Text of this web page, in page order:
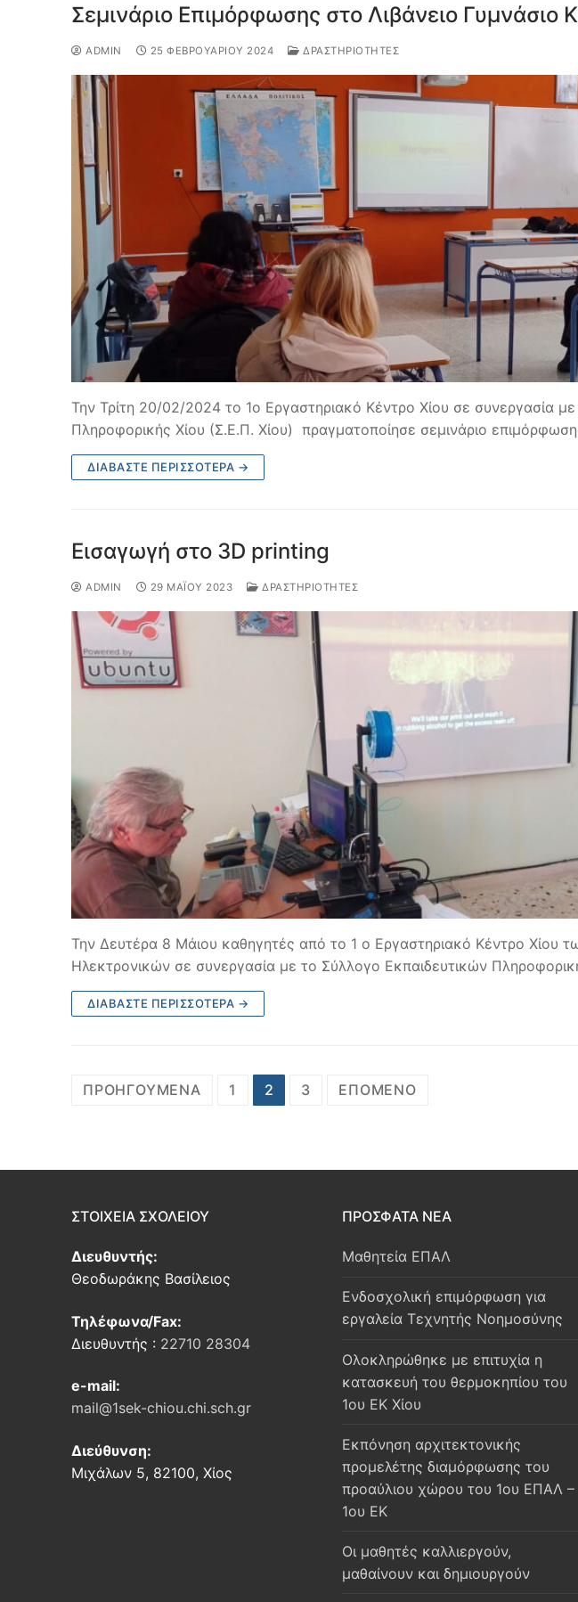
Σεμινάριο Επιμόρφωσης στο Λιβάνειο Γυμνάσιο
ADMIN 25 ΦΕΒΡΟΥΑΡΊΟΥ 2024 ΔΡΑΣΤΗΡΙΌΤΗΤΕΣ
Την Τρίτη 20/02/2024 το 1ο Εργαστηριακό Κέντρο Χίου σε συνεργασία
Πληροφορικής Χίου (Σ.Ε.Π. Χίου) πραγματοποίησε σεμινάριο
ΔΙΑΒΆΣΤΕ ΠΕΡΙΣΣΌΤΕΡΑ →
Εισαγωγή στο 3D printing
ADMIN 29 ΜΑΪ́ΟΥ 2023 ΔΡΑΣΤΗΡΙΌΤΗΤΕΣ
Την Δευτέρα 8 Μάιου καθηγητές από το 1 ο Εργαστηριακό Κέντρο Χίου
Ηλεκτρονικών σε συνεργασία με το Σύλλογο Εκπαιδευτικών
ΔΙΑΒΆΣΤΕ ΠΕΡΙΣΣΌΤΕΡΑ →
Σελιδοποίηση
ΠΡΟΗΓΟΎΜΕΝΑ 1 2 3 ΕΠΌΜΕΝΟ
ΣΤΟΙΧΕΙΑ ΣΧΟΛΕΙΟΥ
Διευθυντής:
Θεοδωράκης Βασίλειος
Τηλέφωνα/Fax:
Διευθυντής : 22710 28304
e-mail:
mail@1sek-chiou.chi.sch.gr
Διεύθυνση:
Μιχάλων 5, 82100, Χίος
ΠΡΟΣΦΑΤΑ ΝΕΑ
Μαθητεία ΕΠΑΛ
Ενδοσχολική επιμόρφωση για
εργαλεία Τεχνητής Νοημοσύνης
Oλοκληρώθηκε με επιτυχία η
κατασκευή του θερμοκηπίου του
1ου ΕΚ Χίου
Εκπόνηση αρχιτεκτονικής
προμελέτης διαμόρφωσης του
προαύλιου χώρου του 1ου ΕΠΑΛ –
1ου ΕΚ
Οι μαθητές καλλιεργούν,
μαθαίνουν και δημιουργούν